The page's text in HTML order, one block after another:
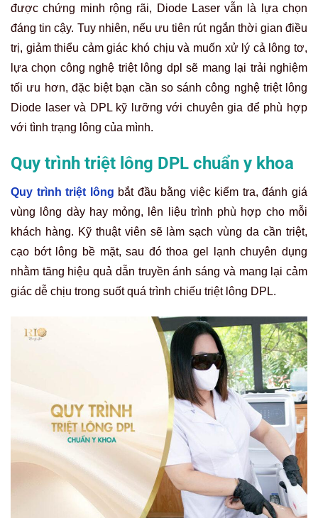
được chứng minh rộng rãi, Diode Laser vẫn là lựa chọn
đáng tin cậy. Tuy nhiên, nếu ưu tiên rút ngắn thời gian điều
trị, giảm thiểu cảm giác khó chịu và muốn xử lý cả lông tơ,
lựa chọn công nghệ triệt lông dpl sẽ mang lại trải nghiệm
tối ưu hơn, đặc biệt bạn cần so sánh công nghệ triệt lông
Diode laser và DPL kỹ lưỡng với chuyên gia để phù hợp
với tình trạng lông của mình.
Quy trình triệt lông DPL chuẩn y khoa
Quy trình triệt lông bắt đầu bằng việc kiểm tra, đánh giá
vùng lông dày hay mỏng, lên liệu trình phù hợp cho mỗi
khách hàng. Kỹ thuật viên sẽ làm sạch vùng da cần triệt,
cạo bớt lông bề mặt, sau đó thoa gel lạnh chuyên dụng
nhằm tăng hiệu quả dẫn truyền ánh sáng và mang lại cảm
giác dễ chịu trong suốt quá trình chiếu triệt lông DPL.